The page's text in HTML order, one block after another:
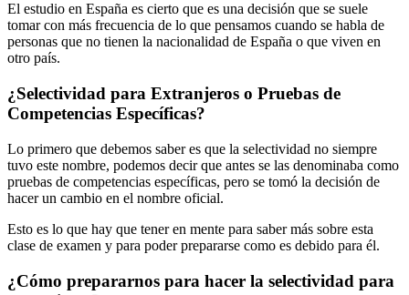
El estudio en España es cierto que es una decisión que se suele
tomar con más frecuencia de lo que pensamos cuando se habla de
personas que no tienen la nacionalidad de España o que viven en
otro país.
¿Selectividad para Extranjeros o Pruebas de
Competencias Específicas?
Lo primero que debemos saber es que la selectividad no siempre
tuvo este nombre, podemos decir que antes se las denominaba como
pruebas de competencias específicas, pero se tomó la decisión de
hacer un cambio en el nombre oficial.
Esto es lo que hay que tener en mente para saber más sobre esta
clase de examen y para poder prepararse como es debido para él.
¿Cómo prepararnos para hacer la selectividad para